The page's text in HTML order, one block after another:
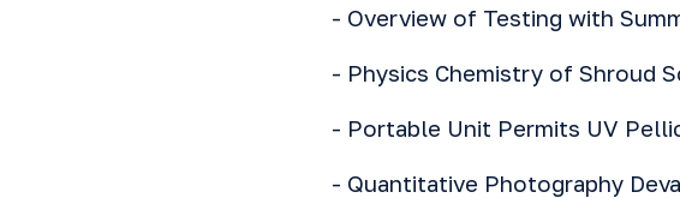
- Overview of Testing with
- Physics Chemistry of Shroud
- Portable Unit Permits UV
- Quantitative Photography